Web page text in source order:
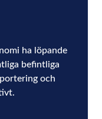
ha löpande
befintliga
och